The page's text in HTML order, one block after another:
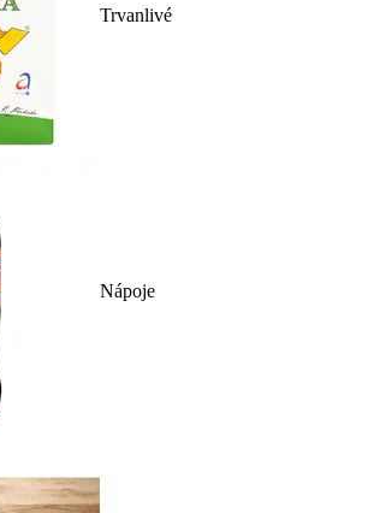
Trvanlivé
Nápoje